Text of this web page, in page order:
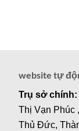
website tự
Trụ sở chính:
Thị Vạn Phúc
Thủ Đức,